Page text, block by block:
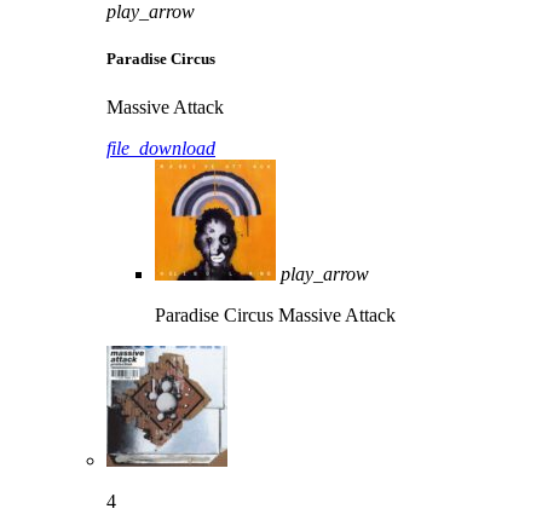
play_arrow
Paradise Circus
Massive Attack
file_download
play_arrow
Paradise Circus Massive Attack
4